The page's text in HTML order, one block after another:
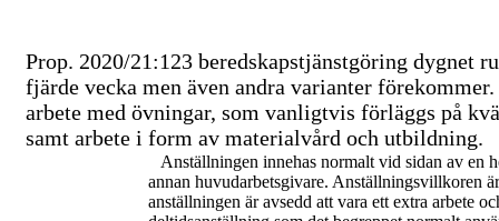
Prop. 2020/21:123 beredskapstjänstgöring dygnet
fjärde vecka men även andra varianter
arbete med övningar, som vanligtvis förläggs på
samt arbete i form av materialvård och utbildning.
Anställningen innehas normalt vid sidan av en
annan huvudarbetsgivare. Anställningsvillkoren
anställningen är avsedd att vara ett extra arbete